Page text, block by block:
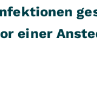
einer